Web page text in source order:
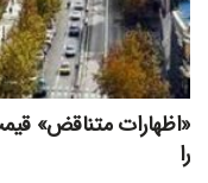
«اظهارات متناقض»
را